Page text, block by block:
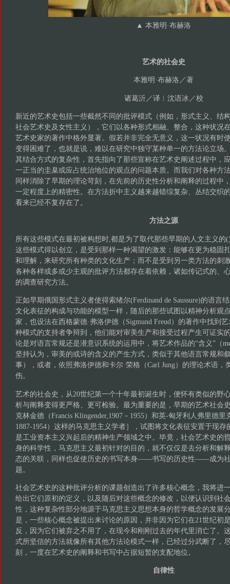
▲ 本雅明·布赫洛
艺术的社会史
本雅明·布赫洛／著
诸葛沂／译︱沈语冰／校
新近的艺术史包括一些截然不同的批评模式（例如，形式主义、结
社会艺术史及女性主义），它们以各种形式相融、整合，这种状况
艺术史家的著作中格外显著。假若并非完全无意义，这一状况有时
变得困难了，也就是说，难以在研究中独守某种单一的方法论立场
其结合方式的复杂性，首先指向了那些宣称在艺术史阐述过程中，
一正当的圭臬或应占统治地位的观点的问题本质。而我们对各种方
同样消除了早期的理论苛刻，在先前的历史性分析和阐释的过程中
一定程度上的精密性。在方法折中主义越来越错综复杂、丛结交织
看来已经不复存在了。
方法之源
所有这些模式在最初被构想时,都是为了取代那些早期的人文主义的
这些模式得以创立，是受到那样一种渴望的激发：能够在更为稳固
和理解，来研究所有种类的文化生产；而不是受到另一类方法的刺
各种各样或多或少主观的批评方法都存在着依赖，诸如传记式的、
的调查研究方法。
正如早期俄国形式主义者使得索绪尔(Ferdinand de Saussure)的语言
文化表征的构成与功能的模型一样，随后的那些试图以精神分析观
家，也设法在西格蒙德·弗洛伊德（Sigmund Freud）的著作中找到
种模式的支持者争辩到，他们能对审美生产和接受过程产生可证实
论是对语言常规还是潜意识系统的运用中，将艺术作品的“含义”（
坚持认为，审美的或诗的含义的产生方式，类似于其他语言常规和
事），或者，依照弗洛伊德和卡尔·荣格（Carl Jung）的理论术语，
伤。
艺术的社会史，从20世纪第一个十年最初诞生时，便怀有类似的野
析与阐释变得更严格、更可检验。最为重要的是，早期的艺术社会
克林金德（Francis Klingender,1907－1955）和英-匈牙利人弗里德里
1887-1954）这样的马克思主义学者］，试图将文化表征安置于现
是工业资本主义兴起后的精神生产领域之中。毕竟，社会艺术史的
身的科学性，马克思主义最初针对的目的，就不仅仅是去分析和解
态的关联，同样也促使历史的书写本身——书写的历史性——成为
题。
社会艺术史的这种批评分析的课题创造出了许多核心概念，我将进
给出它们原初的定义，以及随后对这些概念的修改，以便认识到社
性，这种复杂性部分地源于马克思主义思想本身的哲学概念的发展
是，一些核心概念被提出来讨论的原因，并非因为它们在21世纪初
反，因为它们被弃之不用了，在现今和刚刚过去的年代里消亡了。
式所坚信的方法就像所有其他方法论模式一样，已经过分武断了，
刻，一度在艺术史的阐释和书写中占据短暂的支配地位。
自律性